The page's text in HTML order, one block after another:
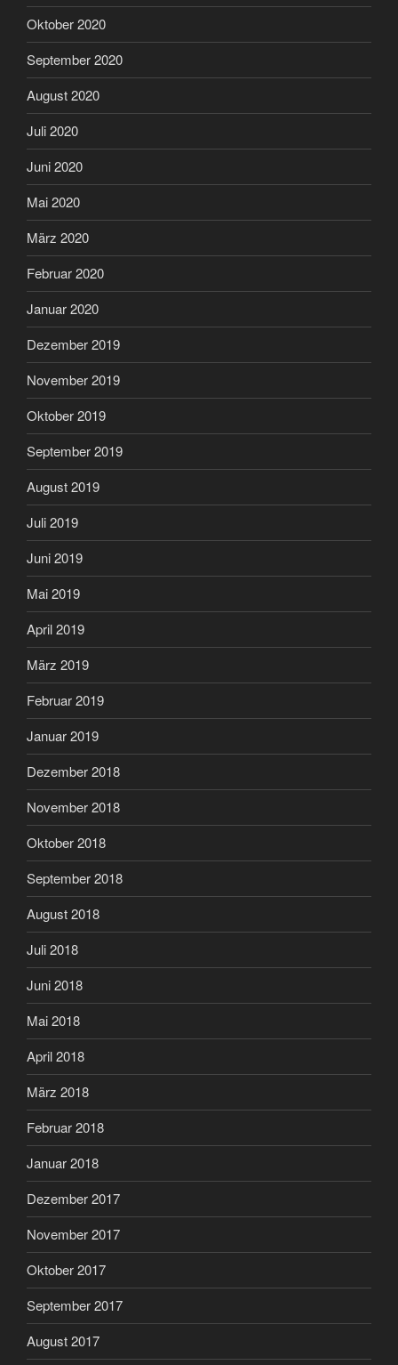
Oktober 2020
September 2020
August 2020
Juli 2020
Juni 2020
Mai 2020
März 2020
Februar 2020
Januar 2020
Dezember 2019
November 2019
Oktober 2019
September 2019
August 2019
Juli 2019
Juni 2019
Mai 2019
April 2019
März 2019
Februar 2019
Januar 2019
Dezember 2018
November 2018
Oktober 2018
September 2018
August 2018
Juli 2018
Juni 2018
Mai 2018
April 2018
März 2018
Februar 2018
Januar 2018
Dezember 2017
November 2017
Oktober 2017
September 2017
August 2017